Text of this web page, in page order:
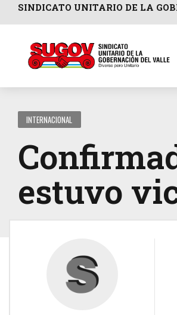
SINDICATO UNITARIO DE LA
INTERNACIONAL
estuvo